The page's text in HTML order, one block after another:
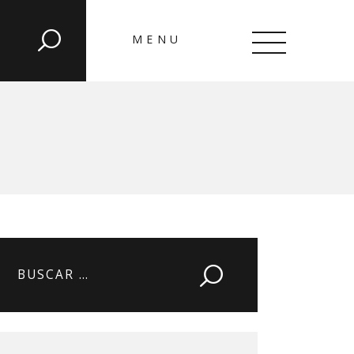
MENU
CLOSE
Buscar: